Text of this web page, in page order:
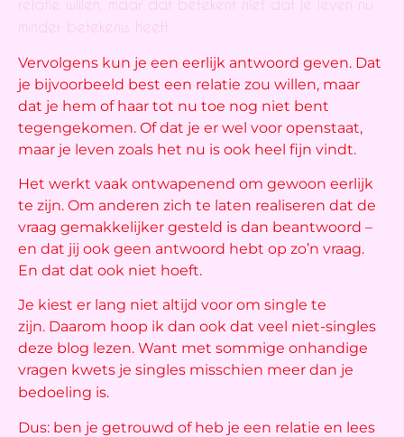
relatie willen, maar
dat betekent niet dat je leven nu
minder betekenis heeft.
Vervolgens kun je een eerlijk antwoord geven. Dat
je bijvoorbeeld best een relatie zou willen, maar
dat je hem of haar tot nu toe nog niet bent
tegengekomen. Of dat je er wel voor openstaat,
maar je leven zoals het nu is ook heel fijn vindt.
Het werkt vaak ontwapenend om gewoon eerlijk
te zijn. Om anderen zich te laten realiseren dat de
vraag gemakkelijker gesteld is dan beantwoord –
en dat jij ook geen antwoord hebt op zo’n vraag.
En dat dat ook niet hoeft.
Je kiest er lang niet altijd voor om single te
zijn. Daarom hoop ik dan ook dat veel niet-singles
deze blog lezen. Want met sommige onhandige
vragen kwets je singles misschien meer dan je
bedoeling is.
Dus: ben je getrouwd of heb je een relatie en lees